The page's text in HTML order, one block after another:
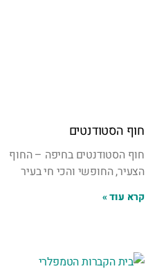
חוף הסטודנטים
חוף הסטודנטים בחיפה – החוף
הצעיר, החופשי והכי חי בעיר
קרא עוד »